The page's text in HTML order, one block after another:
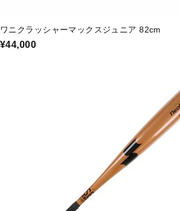
ワニクラッシャーマックスジュニア 82cm
¥44,000